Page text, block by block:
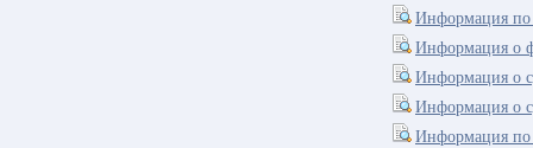
Информация по
Информация о
Информация о
Информация о
Информация по